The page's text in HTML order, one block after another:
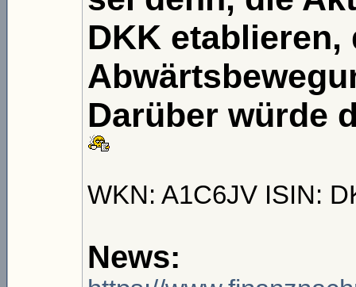
DKK etablieren,
Darüber würde
WKN: A1C6JV ISIN:
News: